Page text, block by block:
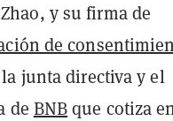
y su firma de
de
junta directiva y el
de BNBque cotiza